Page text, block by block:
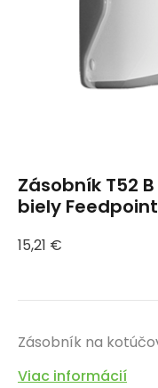
Zásobník T52
biely Feedpoint
15,21 €
Zásobník na
Viac informácií